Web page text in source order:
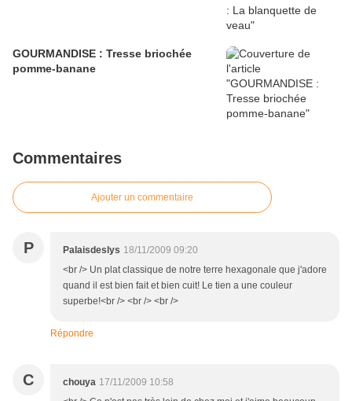
GOURMANDISE : Tresse briochée
pomme-banane
Commentaires
Ajouter un commentaire
P Palaisdeslys 18/11/2009 09:20
<br /> Un plat classique de notre terre hexagonale que j'adore
quand il est bien fait et bien cuit! Le tien a une couleur
superbe!<br /> <br /> <br />
Répondre
C chouya 17/11/2009 10:58